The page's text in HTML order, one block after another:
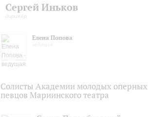
Сергей Иньков
дирижёр
Елена Попова
Солисты Академии молодых оперных
певцов Мариинского театра